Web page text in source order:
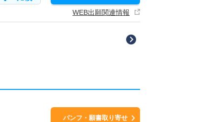
WEB出願関連情報
パンフ・願書取り寄せ